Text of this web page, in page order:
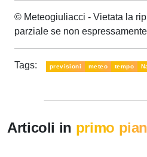
© Meteogiuliacci - Vietata la
parziale se non
Tags: previsioni meteo tempo
Articoli in primo